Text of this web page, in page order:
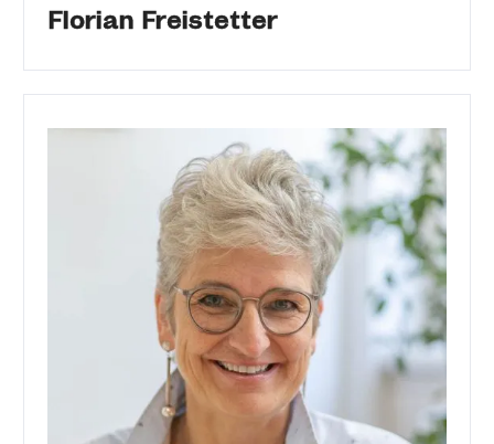
Florian Freistetter